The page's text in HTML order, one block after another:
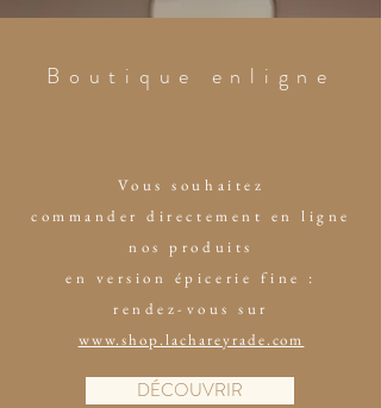
Boutique enligne
Vous souhaitez
commander directement en ligne
nos produits
en version épicerie fine :
rendez-vous sur
www.shop.lachareyrade.com
DÉCOUVRIR